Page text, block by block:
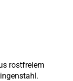
rostfreiem